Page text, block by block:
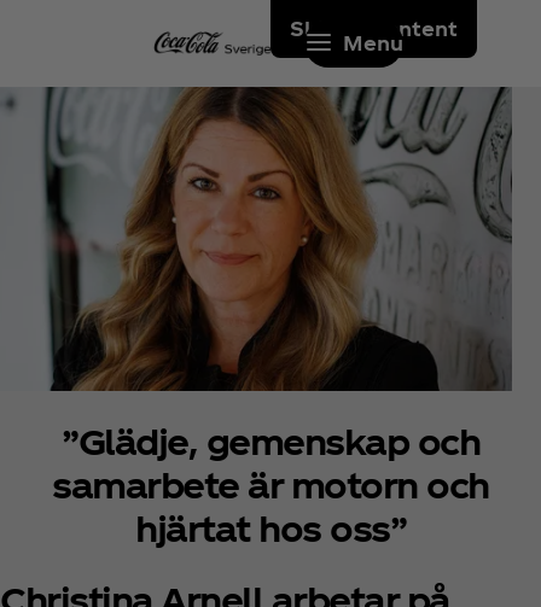
Skip to content
Menu
”Glädje, gemenskap och
samarbete är motorn och
hjärtat hos oss”